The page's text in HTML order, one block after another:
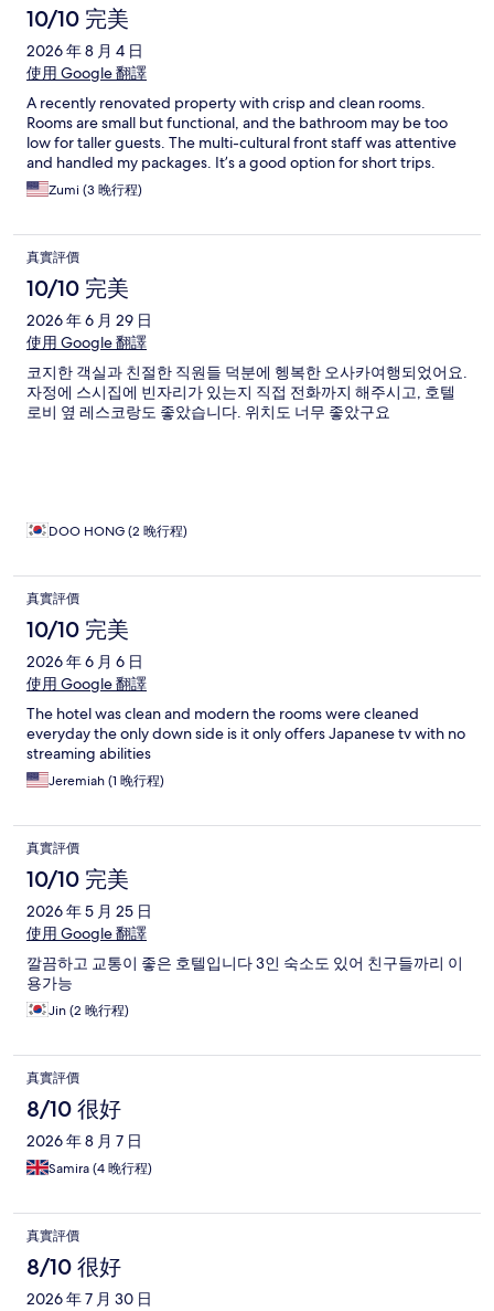
10/10 完美
2026 年 8 月 4 日
使用 Google 翻譯
A recently renovated property with crisp and clean rooms.
Rooms are small but functional, and the bathroom may be too
low for taller guests. The multi-cultural front staff was attentive
and handled my packages. It’s a good option for short trips.
Zumi (3 晚行程)
真實評價
10/10 完美
2026 年 6 月 29 日
使用 Google 翻譯
코지한 객실과 친절한 직원들 덕분에 헹복한 오사카여행되었어요.
자정에 스시집에 빈자리가 있는지 직접 전화까지 해주시고, 호텔
로비 옆 레스코랑도 좋았습니다. 위치도 너무 좋았구요
DOO HONG (2 晚行程)
真實評價
10/10 完美
2026 年 6 月 6 日
使用 Google 翻譯
The hotel was clean and modern the rooms were cleaned
everyday the only down side is it only offers Japanese tv with no
streaming abilities
Jeremiah (1 晚行程)
真實評價
10/10 完美
2026 年 5 月 25 日
使用 Google 翻譯
깔끔하고 교통이 좋은 호텔입니다 3인 숙소도 있어 친구들까리 이
용가능
Jin (2 晚行程)
真實評價
8/10 很好
2026 年 8 月 7 日
Samira (4 晚行程)
真實評價
8/10 很好
2026 年 7 月 30 日